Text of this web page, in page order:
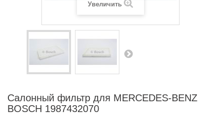
Увеличить
Салонный фильтр для MERCEDES-BENZ
BOSCH 1987432070